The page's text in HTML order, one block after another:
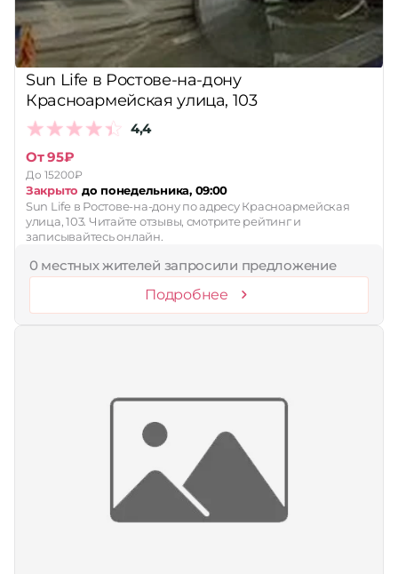
Сбросить
Sun Life в Ростове-на-дону
Красноармейская улица, 103
4,4
От 95₽
До 15200₽
Закрыто до понедельника, 09:00
Sun Life в Ростове-на-дону по адресу Красноармейская
улица, 103. Читайте отзывы, смотрите рейтинг и
записывайтесь онлайн.
0 местных жителей запросили предложение
Подробнее